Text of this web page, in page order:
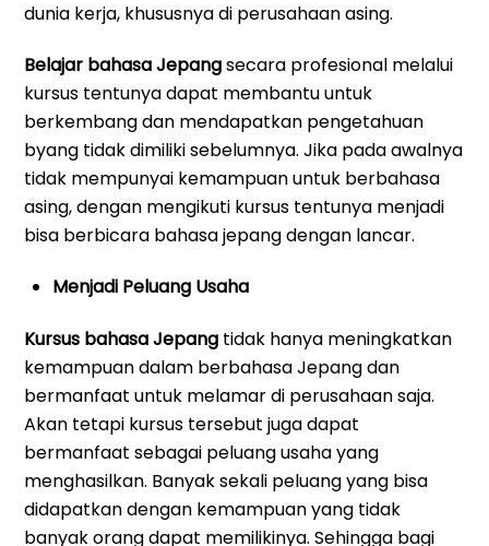
dunia kerja, khususnya di perusahaan asing.
Belajar bahasa Jepangsecara profesional melalui
kursus tentunya dapat membantu untuk
berkembang dan mendapatkan pengetahuan
byang tidak dimiliki sebelumnya. Jika pada awalnya
tidak mempunyai kemampuan untuk berbahasa
asing, dengan mengikuti kursus tentunya menjadi
bisa berbicara bahasa jepang dengan lancar.
Menjadi Peluang Usaha
Kursus bahasa Jepang tidak hanya meningkatkan
kemampuan dalam berbahasa Jepang dan
bermanfaat untuk melamar di perusahaan saja.
Akan tetapi kursus tersebut juga dapat
bermanfaat sebagai peluang usaha yang
menghasilkan. Banyak sekali peluang yang bisa
didapatkan dengan kemampuan yang tidak
banyak orang dapat memilikinya. Sehingga bagi